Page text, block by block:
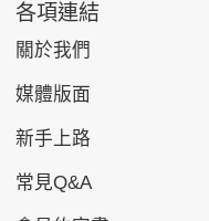
各項連結
關於我們
媒體版面
新手上路
常見Q&A